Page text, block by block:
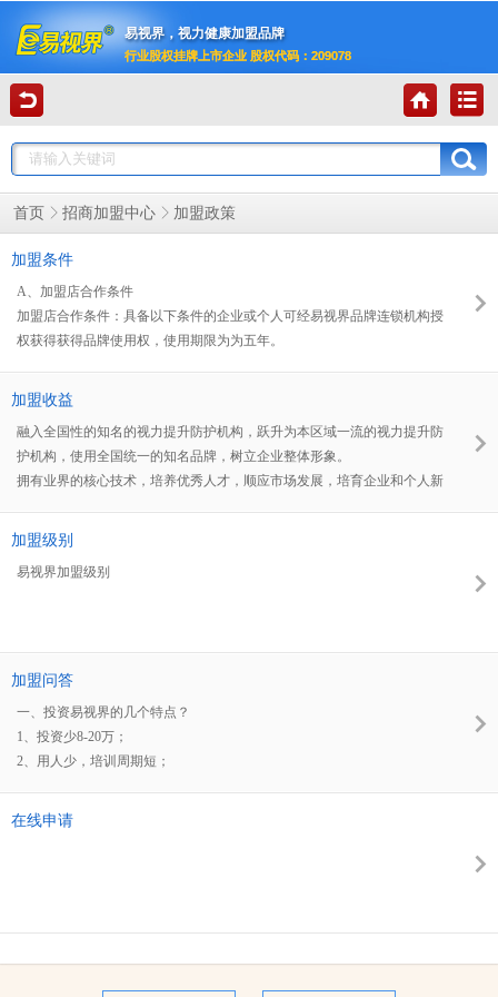
易视界， 视力健康加盟品牌
行业股权挂牌上市企业 股权代码：209078
首页 招商加盟中心 加盟政策
加盟条件
A、加盟店合作条件
加盟店合作条件：具备以下条件的企业或个人可经易视界品牌连锁机构授
权获得获得品牌使用权，使用期限为为五年。
有合法的工商登记手续
加盟收益
融入全国性的知名的视力提升防护机构，跃升为本区域一流的视力提升防
护机构，使用全国统一的知名品牌，树立企业整体形象。
拥有业界的核心技术，培养优秀人才，顺应市场发展，培育企业和个人新
展，掌握业界的经营管理理念及操作工具。
加盟级别
易视界加盟级别
加盟问答
一、投资易视界的几个特点？
1、投资少8-20万；
2、用人少，培训周期短；
在线申请